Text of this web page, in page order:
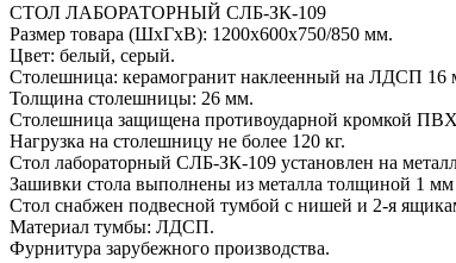
СТОЛ ЛАБОРАТОРНЫЙ СЛБ-ЗК-109
Размер товара (ШхГхВ): 1200х600х750/850 мм.
Цвет: белый, серый.
Столешница: керамогранит наклеенный на ЛДСП 16
Толщина столешницы: 26 мм.
Столешница защищена противоударной кромкой
Нагрузка на столешницу не более 120 кг.
Стол лабораторный CЛБ-ЗК-109 установлен на
Зашивки стола выполнены из металла толщиной 1
Стол снабжен подвесной тумбой с нишей и 2-я
Материал тумбы: ЛДСП.
Фурнитура зарубежного производства.